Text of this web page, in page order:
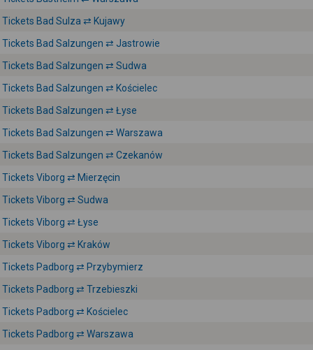
Tickets Bad Sulza ⇄ Kujawy
Tickets Bad Salzungen ⇄ Jastrowie
Tickets Bad Salzungen ⇄ Sudwa
Tickets Bad Salzungen ⇄ Kościelec
Tickets Bad Salzungen ⇄ Łyse
Tickets Bad Salzungen ⇄ Warszawa
Tickets Bad Salzungen ⇄ Czekanów
Tickets Viborg ⇄ Mierzęcin
Tickets Viborg ⇄ Sudwa
Tickets Viborg ⇄ Łyse
Tickets Viborg ⇄ Kraków
Tickets Padborg ⇄ Przybymierz
Tickets Padborg ⇄ Trzebieszki
Tickets Padborg ⇄ Kościelec
Tickets Padborg ⇄ Warszawa